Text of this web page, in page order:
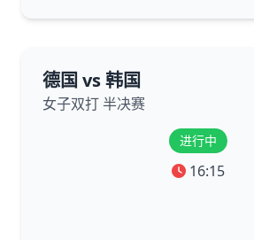
德国 vs 韩国
女子双打 半决赛
进行中
16:15